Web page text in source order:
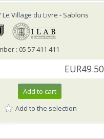
Village du Livre - Sablons
: 05 57 411 411
EUR49.50
Add to cart
Add to the selection